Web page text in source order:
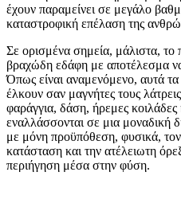
έχουν παραμείνει σε μεγάλο
καταστροφική επέλαση της
Σε ορισμένα σημεία, μάλιστα, το
βραχώδη εδάφη με αποτέλεσμα να
Όπως είναι αναμενόμενο, αυτά
έλκουν σαν μαγνήτες τους
φαράγγια, δάση, ήρεμες
εναλλάσσονται σε μια μοναδική
με μόνη προϋπόθεση, φυσικά,
κατάσταση και την ατέλειωτη
περιήγηση μέσα στην φύση.